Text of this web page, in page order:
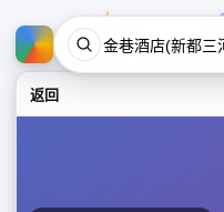
返回